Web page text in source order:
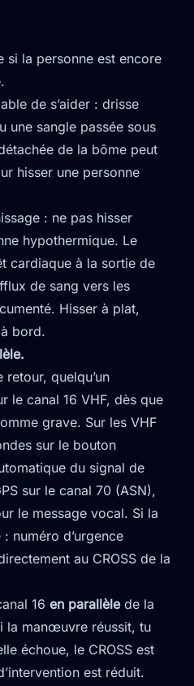
si la personne est encore
de s’aider : drisse
une sangle passée sous
de la bôme peut
hisser une personne
: ne pas hisser
hypothermique. Le
cardiaque à la sortie de
de sang vers les
Hisser à plat,
bord.
quelqu’un
le canal 16 VHF, dès que
grave. Sur les VHF
sur le bouton
du signal de
sur le canal 70 (ASN),
le message vocal. Si la
numéro d’urgence
au CROSS de la
16 en parallèlede la
la manœuvre réussit, tu
échoue, le CROSS est
est réduit.